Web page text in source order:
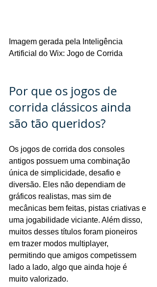
Imagem gerada pela Inteligência
Artificial do Wix: Jogo de Corrida
Por que os jogos de
corrida clássicos ainda
são tão queridos?
Os jogos de corrida dos consoles
antigos possuem uma combinação
única de simplicidade, desafio e
diversão. Eles não dependiam de
gráficos realistas, mas sim de
mecânicas bem feitas, pistas criativas e
uma jogabilidade viciante. Além disso,
muitos desses títulos foram pioneiros
em trazer modos multiplayer,
permitindo que amigos competissem
lado a lado, algo que ainda hoje é
muito valorizado.